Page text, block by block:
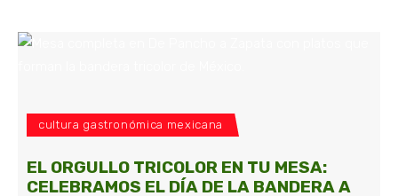
cultura gastronómica mexicana
EL ORGULLO TRICOLOR EN TU MESA:
CELEBRAMOS EL DÍA DE LA BANDERA A